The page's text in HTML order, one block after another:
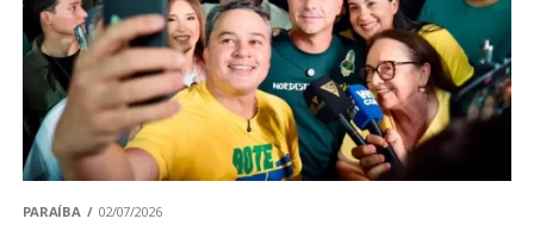
PARAÍBA 02/07/2026